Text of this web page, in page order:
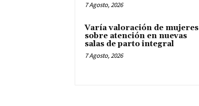
7 Agosto, 2026
Varía valoración de mujeres
sobre atención en nuevas
salas de parto integral
7 Agosto, 2026